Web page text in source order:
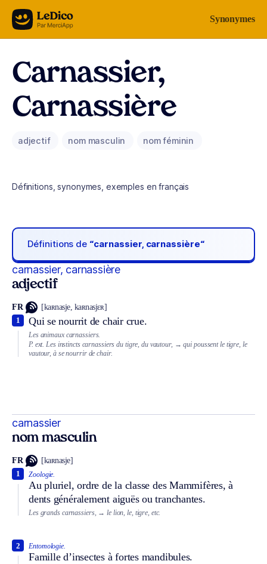
Aller au contenu Synonymes
Carnassier,
Carnassière
adjectif nom masculin nom féminin
Définitions, synonymes, exemples en français
Définitions de “carnassier, carnassière“
carnassier, carnassière
adjectif
FR [kaʀnasje, kaʀnasjɛʀ]
Qui se nourrit de chair crue.
1
Les animaux carnassiers.
P. ext. Les instincts carnassiers du tigre, du vautour, → qui poussent le tigre, le
vautour, à se nourrir de chair.
carnassier
nom masculin
FR [kaʀnasje]
Zoologie.
Au pluriel, ordre de la classe des Mammifères, à
dents généralement aiguës ou tranchantes.
1
Les grands carnassiers, → le lion, le, tigre, etc.
Entomologie.
Famille d’insectes à fortes mandibules.
2